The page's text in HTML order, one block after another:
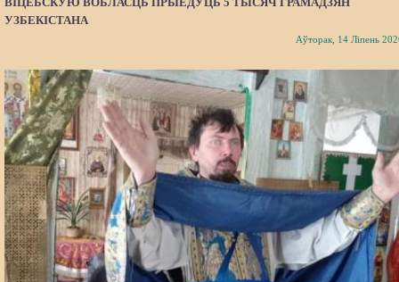
УЗБЕКІСТАНА
Аўторак, 14 Ліпень